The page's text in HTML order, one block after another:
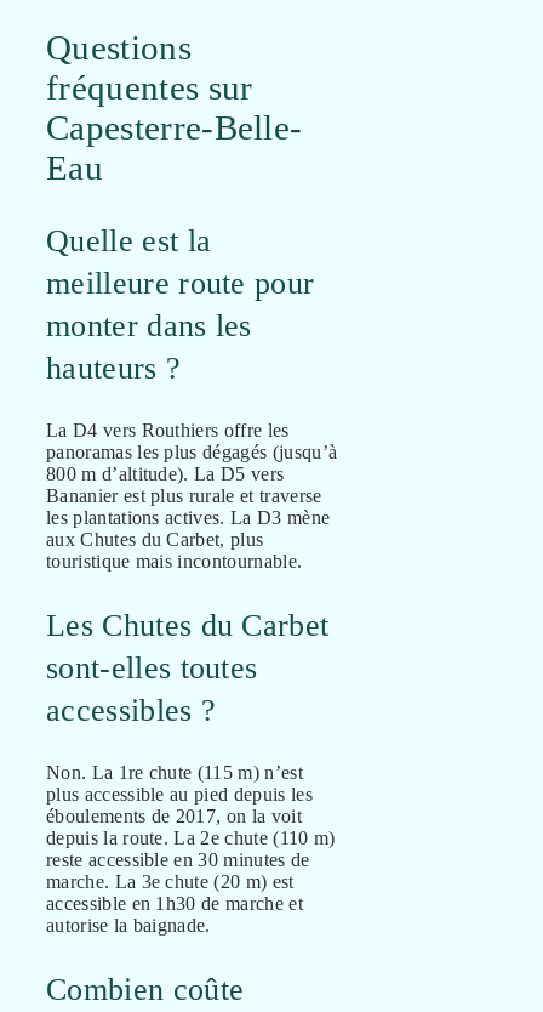
Questions
fréquentes sur
Capesterre-Belle-
Eau
Quelle est la
meilleure route pour
monter dans les
hauteurs ?
La D4 vers Routhiers offre les
panoramas les plus dégagés (jusqu’à
800 m d’altitude). La D5 vers
Bananier est plus rurale et traverse
les plantations actives. La D3 mène
aux Chutes du Carbet, plus
touristique mais incontournable.
Les Chutes du Carbet
sont-elles toutes
accessibles ?
Non. La 1re chute (115 m) n’est
plus accessible au pied depuis les
éboulements de 2017, on la voit
depuis la route. La 2e chute (110 m)
reste accessible en 30 minutes de
marche. La 3e chute (20 m) est
accessible en 1h30 de marche et
autorise la baignade.
Combien coûte